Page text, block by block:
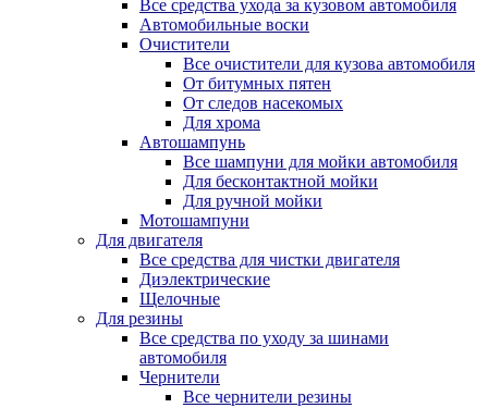
Все средства ухода за кузовом автомобиля
Автомобильные воски
Очистители
Все очистители для кузова автомобиля
От битумных пятен
От следов насекомых
Для хрома
Автошампунь
Все шампуни для мойки автомобиля
Для бесконтактной мойки
Для ручной мойки
Мотошампуни
Для двигателя
Все средства для чистки двигателя
Диэлектрические
Щелочные
Для резины
Все средства по уходу за шинами
автомобиля
Чернители
Все чернители резины